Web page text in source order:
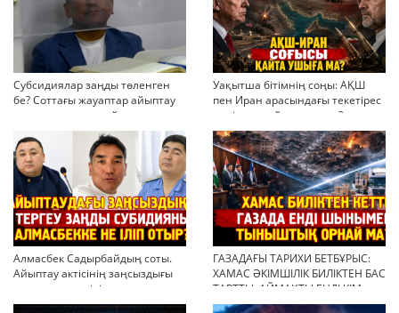
Субсидиялар заңды төленген
бе? Соттағы жауаптар айыптау
тұжырымдарын қайта қарауға
негіз бола ала ма?
Уақытша бітімнің соңы: АҚШ
пен Иран арасындағы текетірес
неліктен қайта ушықты?
Алмасбек Садырбайдың соты.
Айыптау актісінің заңсыздығы
мен қолдан өсірілген
миллиондар
ГАЗАДАҒЫ ТАРИХИ БЕТБҰРЫС:
ХАМАС ӘКІМШІЛІК БИЛІКТЕН БАС
ТАРТТЫ. АЙМАҚТЫ ЕНДІ КІМ
БАСҚАРАДЫ?